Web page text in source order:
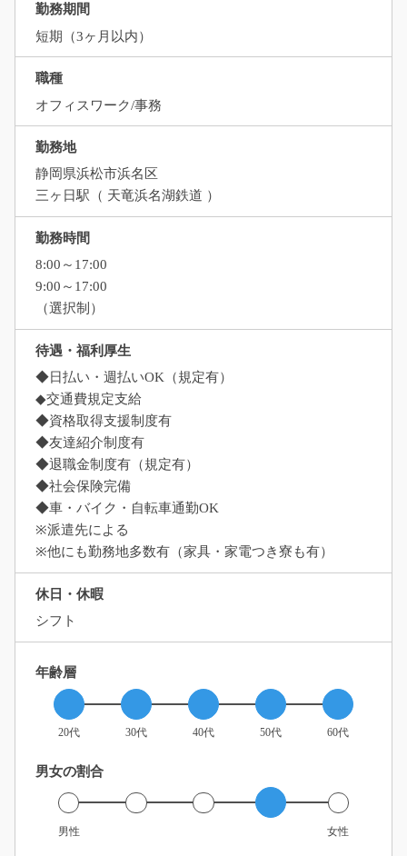
勤務期間
短期（3ヶ月以内）
職種
オフィスワーク/事務
勤務地
静岡県浜松市浜名区
三ヶ日駅（ 天竜浜名湖鉄道 ）
勤務時間
8:00～17:00
9:00～17:00
（選択制）
待遇・福利厚生
◆日払い・週払いOK（規定有）
◆交通費規定支給
◆資格取得支援制度有
◆友達紹介制度有
◆退職金制度有（規定有）
◆社会保険完備
◆車・バイク・自転車通勤OK
※派遣先による
※他にも勤務地多数有（家具・家電つき寮も有）
休日・休暇
シフト
年齢層
20代 30代 40代 50代 60代
男女の割合
男性 女性